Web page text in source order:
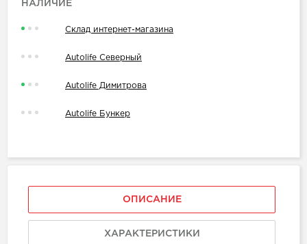
НАЛИЧИЕ
Склад интернет-магазина
Autolife Северный
Autolife Димитрова
Autolife Бункер
ОПИСАНИЕ
ХАРАКТЕРИСТИКИ